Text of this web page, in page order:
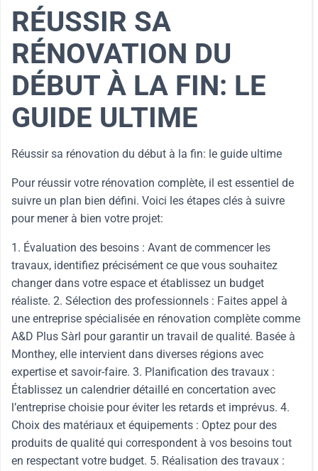
RÉUSSIR SA
RÉNOVATION DU
DÉBUT À LA FIN: LE
GUIDE ULTIME
Réussir sa rénovation du début à la fin: le guide ultime
Pour réussir votre rénovation complète, il est essentiel de
suivre un plan bien défini. Voici les étapes clés à suivre
pour mener à bien votre projet:
1. Évaluation des besoins : Avant de commencer les
travaux, identifiez précisément ce que vous souhaitez
changer dans votre espace et établissez un budget
réaliste. 2. Sélection des professionnels : Faites appel à
une entreprise spécialisée en rénovation complète comme
A&D Plus Sàrl pour garantir un travail de qualité. Basée à
Monthey, elle intervient dans diverses régions avec
expertise et savoir-faire. 3. Planification des travaux :
Établissez un calendrier détaillé en concertation avec
l’entreprise choisie pour éviter les retards et imprévus. 4.
Choix des matériaux et équipements : Optez pour des
produits de qualité qui correspondent à vos besoins tout
en respectant votre budget. 5. Réalisation des travaux :